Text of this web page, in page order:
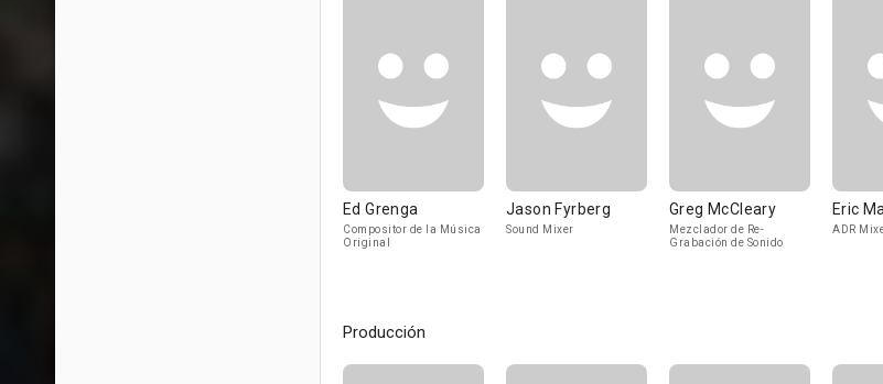
Ed Grenga
Compositor de la Música
Original
Jason Fyrberg
Sound Mixer
Greg McCleary
Mezclador de Re-
Grabación de Sonido
Eric
ADR
Producción